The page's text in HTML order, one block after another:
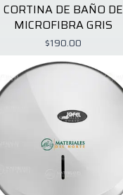
CORTINA DE BAÑO DE
MICROFIBRA GRIS
$190.00